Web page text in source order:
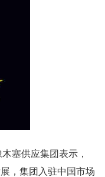
塞供应集团表示，
，集团入驻中国市场